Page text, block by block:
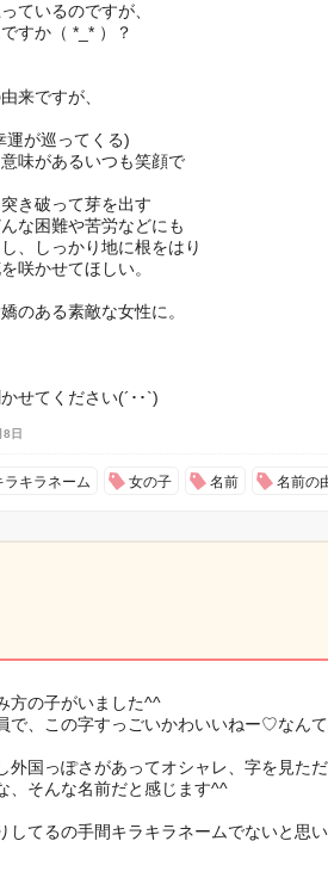
ているのですが、
すか（ *_* ）？
来ですが、
が巡ってくる)
味があるいつも笑顔で
き破って芽を出す
な困難や苦労などにも
、しっかり地に根をはり
咲かせてほしい。
のある素敵な女性に。
せてください(´･･`)
日
ラキラネーム 女の子 名前 名前の
方の子がいました^^
で、この字すっごいかわいいねー♡なん
外国っぽさがあってオシャレ、字を見た
、そんな名前だと感じます^^
してるの手間キラキラネームでないと思